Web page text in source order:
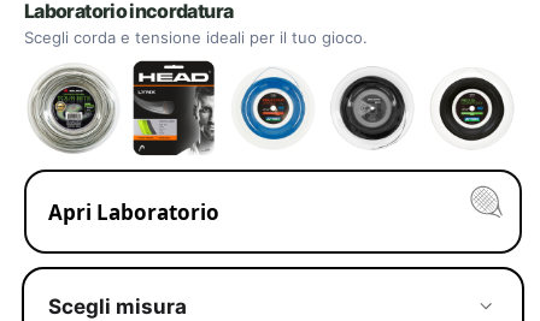
Laboratorio incordatura
Scegli corda e tensione ideali per il tuo gioco.
Apri Laboratorio
Scegli misura